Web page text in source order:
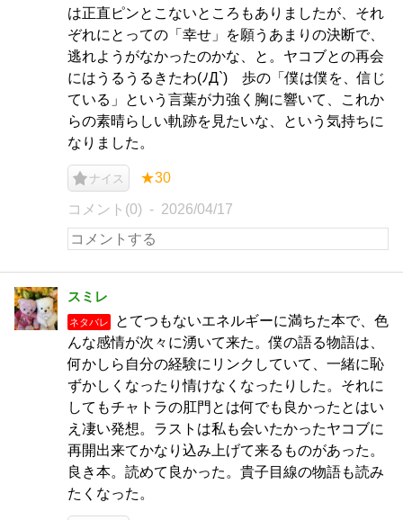
は正直ピンとこないところもありましたが、それ
ぞれにとっての「幸せ」を願うあまりの決断で、
逃れようがなかったのかな、と。ヤコブとの再会
にはうるうるきたわ(ﾉД`) 歩の「僕は僕を、信じ
ている」という言葉が力強く胸に響いて、これか
らの素晴らしい軌跡を見たいな、という気持ちに
なりました。
ナイス ★30
コメント(0) 2026/04/17
スミレ
ネタバレ
とてつもないエネルギーに満ちた本で、色
んな感情が次々に湧いて来た。僕の語る物語は、
何かしら自分の経験にリンクしていて、一緒に恥
ずかしくなったり情けなくなったりした。それに
してもチャトラの肛門とは何でも良かったとはい
え凄い発想。ラストは私も会いたかったヤコブに
再開出来てかなり込み上げて来るものがあった。
良き本。読めて良かった。貴子目線の物語も読み
たくなった。